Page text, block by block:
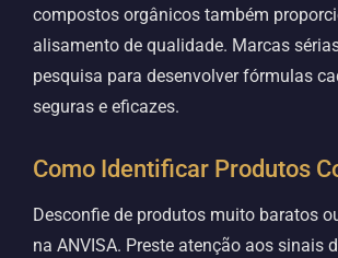
compostos orgânicos também
alisamento de qualidade. Marcas
pesquisa para desenvolver fórmulas
seguras e eficazes.
Como Identificar Produtos
Desconfie de produtos muito baratos
na ANVISA. Preste atenção aos sinais